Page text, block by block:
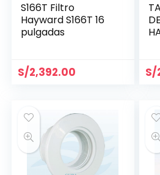
S166T Filtro
Hayward S166T 16
pulgadas
S/2,392.00 S/